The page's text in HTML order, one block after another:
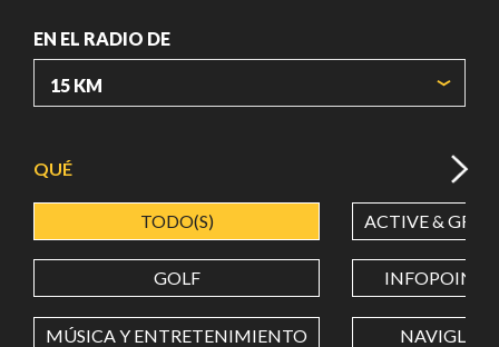
EN EL RADIO DE
LONGITUD
QUÉ
TODO(S) ACTIVE &
GOLF INFOPOINT
MÚSICA Y ENTRETENIMIENTO NAVIGLI